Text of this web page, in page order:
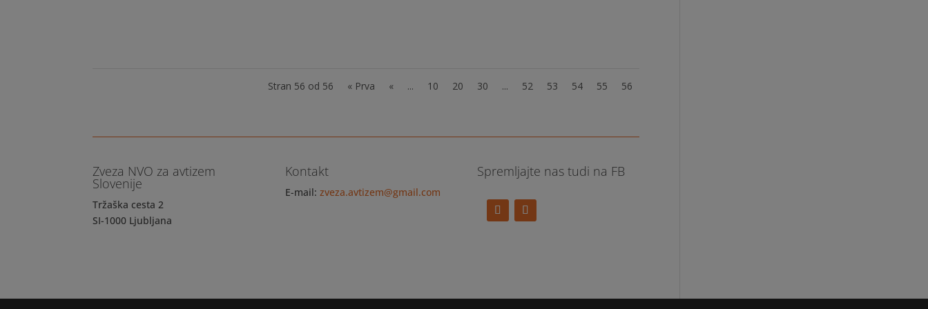
Stran 56 od 56 « Prva « ... 10 20 30 ... 52 53 54 55 56
Zveza NVO za avtizem
Slovenije
Tržaška cesta 2
SI-1000 Ljubljana
Kontakt
E-mail: zveza.avtizem@gmail.com
Spremljajte nas tudi na FB